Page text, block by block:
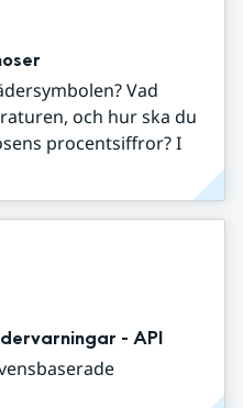
Vad
och hur ska du
procentsiffror? I
- API